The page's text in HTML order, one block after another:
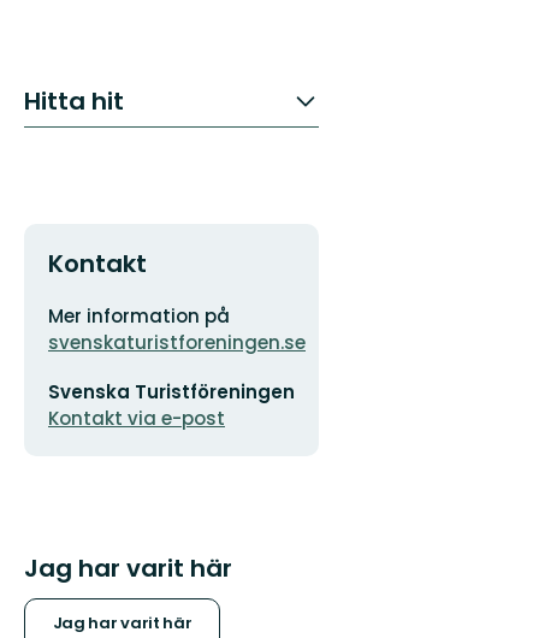
Hitta hit
Kontakt
Adress
Mer information på
svenskaturistforeningen.se
postadress
Svenska Turistföreningen
Kontakt via e-post
logotyp
Jag har varit här
Jag har varit här